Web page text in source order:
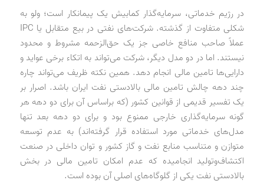
در رژیم خدماتی، سرمایه‌گذار کمابیش یک پیمانکار است؛ ولو به
شکلی متفاوت از گذشته. شرکت‌های نفتی در بیع متقابل یا IPC
عملاً صاحب منافع خاصی جز یک حق‌الزحمه مشروط و محدود
نیستند. اما در دو مدل دیگر، شرکت می‌تواند به اتکاء برخی عواید و
دارایی‌ها تامین مالی انجام دهد. همین نکته ظریف می‌تواند چاره
چند دهه چالش تامین مالی بالادستی نفت ایران باشد. اصرار بر
یک تفسیر قدیمی از قوانین کشور (که براساس آن برای دو دهه هر
گونه سرمایه‌گذاری خارجی ممنوع بود و برای دو دهه بعد تنها
مدل‌های خدماتی مورد استفاده قرار گرفته‌اند) به عدم توسعه
متوازن و متناسب منابع نفت و گاز کشور و توان داخلی در صنعت
اکتشاف‌وتولید انجامیده که عدم امکان تامین مالی در بخش
بالادستی نفت یکی از گلو‌گاه‌های اصلی آن بوده است.